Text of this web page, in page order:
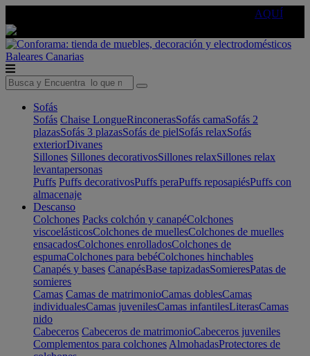
AQUÍ
Baleares Canarias
Sofás
Sofás Chaise LongueRinconerasSofás camaSofás 2
plazasSofás 3 plazasSofás de pielSofás relaxSofás
exteriorDivanes
Sillones Sillones decorativosSillones relaxSillones relax
levantapersonas
Puffs Puffs decorativosPuffs peraPuffs reposapiésPuffs con
almacenaje
Descanso
Colchones Packs colchón y canapéColchones
viscoelásticosColchones de muellesColchones de muelles
ensacadosColchones enrolladosColchones de
espumaColchones para bebéColchones hinchables
Canapés y bases CanapésBase tapizadasSomieresPatas de
somieres
Camas Camas de matrimonioCamas doblesCamas
individualesCamas juvenilesCamas infantilesLiterasCamas
nido
Cabeceros Cabeceros de matrimonioCabeceros juveniles
Complementos para colchones AlmohadasProtectores de